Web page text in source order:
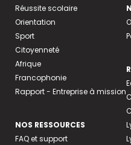
Réussite scolaire
Orientation
Sport
Citoyenneté
Afrique
Francophonie
Rapport - Entreprise à mission
NOS RESSOURCES
FAQ et support